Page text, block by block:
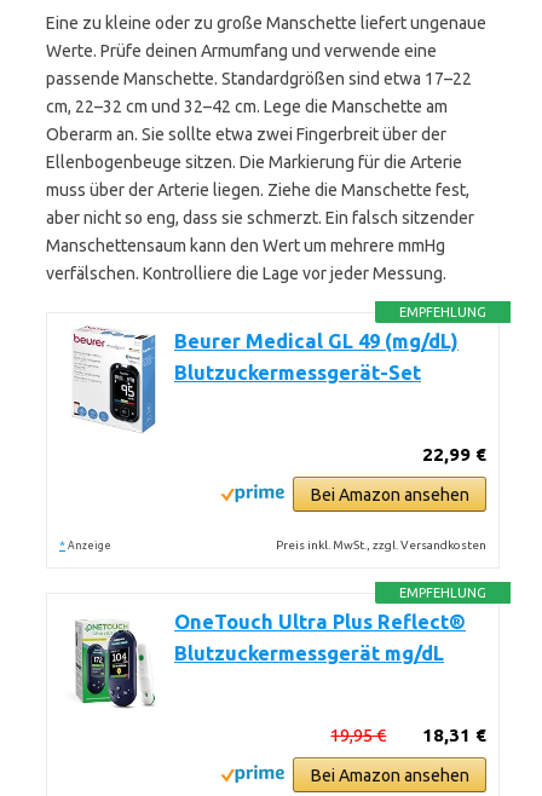
Eine zu kleine oder zu große Manschette liefert ungenaue
Werte. Prüfe deinen Armumfang und verwende eine
passende Manschette. Standardgrößen sind etwa 17–22
cm, 22–32 cm und 32–42 cm. Lege die Manschette am
Oberarm an. Sie sollte etwa zwei Fingerbreit über der
Ellenbogenbeuge sitzen. Die Markierung für die Arterie
muss über der Arterie liegen. Ziehe die Manschette fest,
aber nicht so eng, dass sie schmerzt. Ein falsch sitzender
Manschettensaum kann den Wert um mehrere mmHg
verfälschen. Kontrolliere die Lage vor jeder Messung.
EMPFEHLUNG
Beurer Medical GL 49 (mg/dL)
Blutzuckermessgerät-Set
22,99 €
Bei Amazon ansehen
* Anzeige Preis inkl. MwSt., zzgl. Versandkosten
EMPFEHLUNG
OneTouch Ultra Plus Reflect®
Blutzuckermessgerät mg/dL
18,31 €
19,95 €
Bei Amazon ansehen